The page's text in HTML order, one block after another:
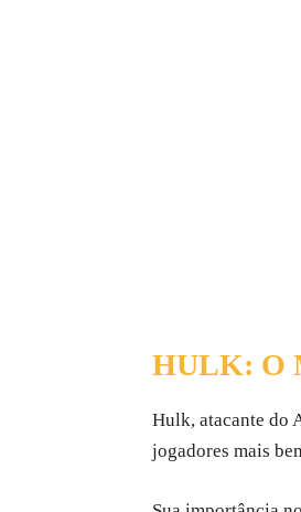
HULK: O
Hulk, atacante do
jogadores mais